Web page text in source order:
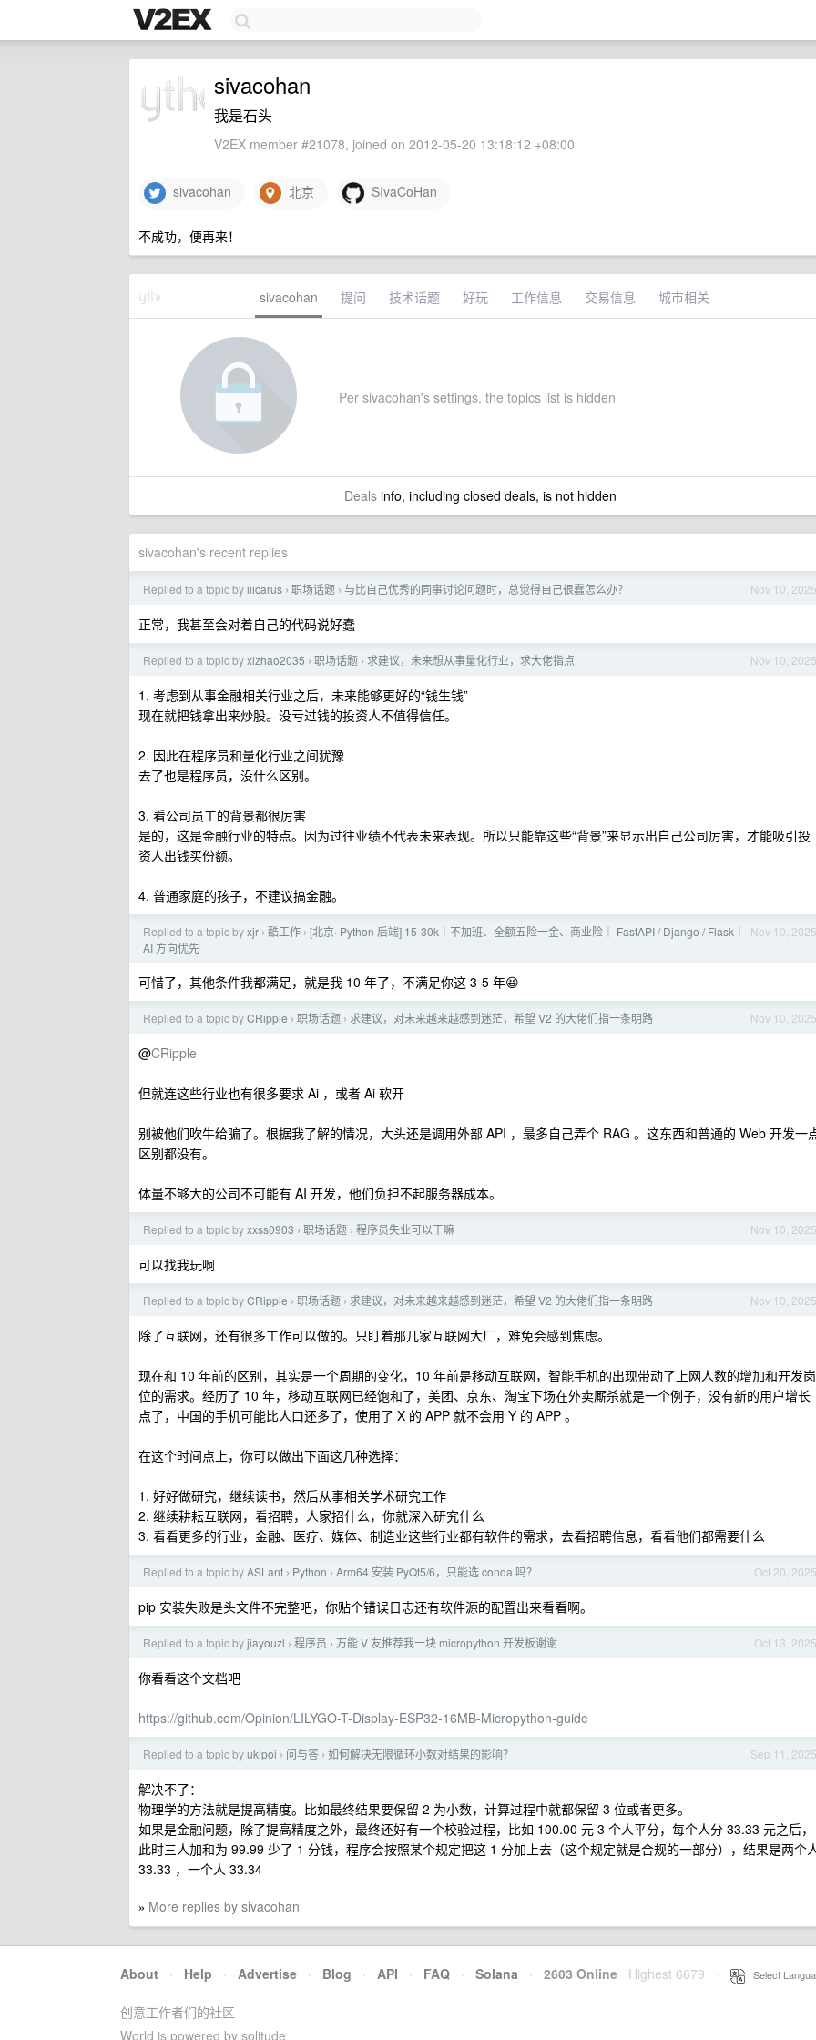
sivacohan
我是石头
V2EX member #21078, joined on 2012-05-20 13:18:12 +08:00
sivacohan 北京 SIvaCoHan
不成功，便再来！
sivacohan 提问 技术话题 好玩 工作信息 交易信息 城市相关
Per sivacohan's settings, the topics list is hidden
Dealsinfo, including closed deals, is not hidden
sivacohan's recent replies
Nov 10, 2025
Replied to a topic byiiicarus › 职场话题 › 与比自己优秀的同事讨论问题时，总觉得自己很蠢怎么办？
正常，我甚至会对着自己的代码说好蠢
Nov 10, 2025
Replied to a topic byxlzhao2035 › 职场话题 › 求建议，未来想从事量化行业，求大佬指点
1. 考虑到从事金融相关行业之后，未来能够更好的“钱生钱”
现在就把钱拿出来炒股。没亏过钱的投资人不值得信任。
2. 因此在程序员和量化行业之间犹豫
去了也是程序员，没什么区别。
3. 看公司员工的背景都很厉害
是的，这是金融行业的特点。因为过往业绩不代表未来表现。所以只能靠这些“背景”来显示出自己公司厉害，才能吸引投
资人出钱买份额。
4. 普通家庭的孩子，不建议搞金融。
Nov 10, 2025
Replied to a topic byxjr › 酷工作 › [北京· Python 后端] 15-30k｜不加班、全额五险一金、商业险｜ FastAPI / Django / Flask｜
AI 方向优先
可惜了，其他条件我都满足，就是我 10 年了，不满足你这 3-5 年😆
Nov 10, 2025
Replied to a topic byCRipple › 职场话题 › 求建议，对未来越来越感到迷茫，希望 V2 的大佬们指一条明路
@CRipple
但就连这些行业也有很多要求 Ai ，或者 Ai 软开
别被他们吹牛给骗了。根据我了解的情况，大头还是调用外部 API ，最多自己弄个 RAG 。这东西和普通的 Web 开发一
区别都没有。
体量不够大的公司不可能有 AI 开发，他们负担不起服务器成本。
Nov 10, 2025
Replied to a topic byxxss0903 › 职场话题 › 程序员失业可以干嘛
可以找我玩啊
Nov 10, 2025
Replied to a topic byCRipple › 职场话题 › 求建议，对未来越来越感到迷茫，希望 V2 的大佬们指一条明路
除了互联网，还有很多工作可以做的。只盯着那几家互联网大厂，难免会感到焦虑。
现在和 10 年前的区别，其实是一个周期的变化，10 年前是移动互联网，智能手机的出现带动了上网人数的增加和开发岗
位的需求。经历了 10 年，移动互联网已经饱和了，美团、京东、淘宝下场在外卖厮杀就是一个例子，没有新的用户增长
点了，中国的手机可能比人口还多了，使用了 X 的 APP 就不会用 Y 的 APP 。
在这个时间点上，你可以做出下面这几种选择：
1. 好好做研究，继续读书，然后从事相关学术研究工作
2. 继续耕耘互联网，看招聘，人家招什么，你就深入研究什么
3. 看看更多的行业，金融、医疗、媒体、制造业这些行业都有软件的需求，去看招聘信息，看看他们都需要什么
Oct 20, 2025
Replied to a topic byASLant › Python › Arm64 安装 PyQt5/6，只能选 conda 吗？
pip 安装失败是头文件不完整吧，你贴个错误日志还有软件源的配置出来看看啊。
Oct 13, 2025
Replied to a topic byjiayouzl › 程序员 › 万能 V 友推荐我一块 micropython 开发板谢谢
你看看这个文档吧
https://github.com/Opinion/LILYGO-T-Display-ESP32-16MB-Micropython-guide
Sep 11, 2025
Replied to a topic byukipoi › 问与答 › 如何解决无限循环小数对结果的影响？
解决不了：
物理学的方法就是提高精度。比如最终结果要保留 2 为小数，计算过程中就都保留 3 位或者更多。
如果是金融问题，除了提高精度之外，最终还好有一个校验过程，比如 100.00 元 3 个人平分，每个人分 33.33 元之后，
此时三人加和为 99.99 少了 1 分钱，程序会按照某个规定把这 1 分加上去（这个规定就是合规的一部分），结果是两个
33.33 ，一个人 33.34
» More replies by sivacohan
About · Help · Advertise · Blog · API · FAQ · Solana · 2603 Online Highest 6679 Select
创意工作者们的社区
World is powered by solitude